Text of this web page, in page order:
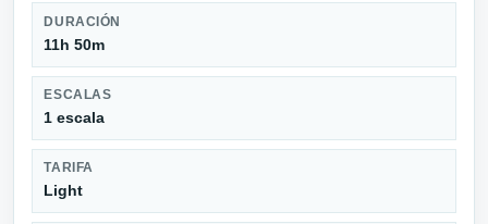
DURACIÓN
11h 50m
ESCALAS
1 escala
TARIFA
Light